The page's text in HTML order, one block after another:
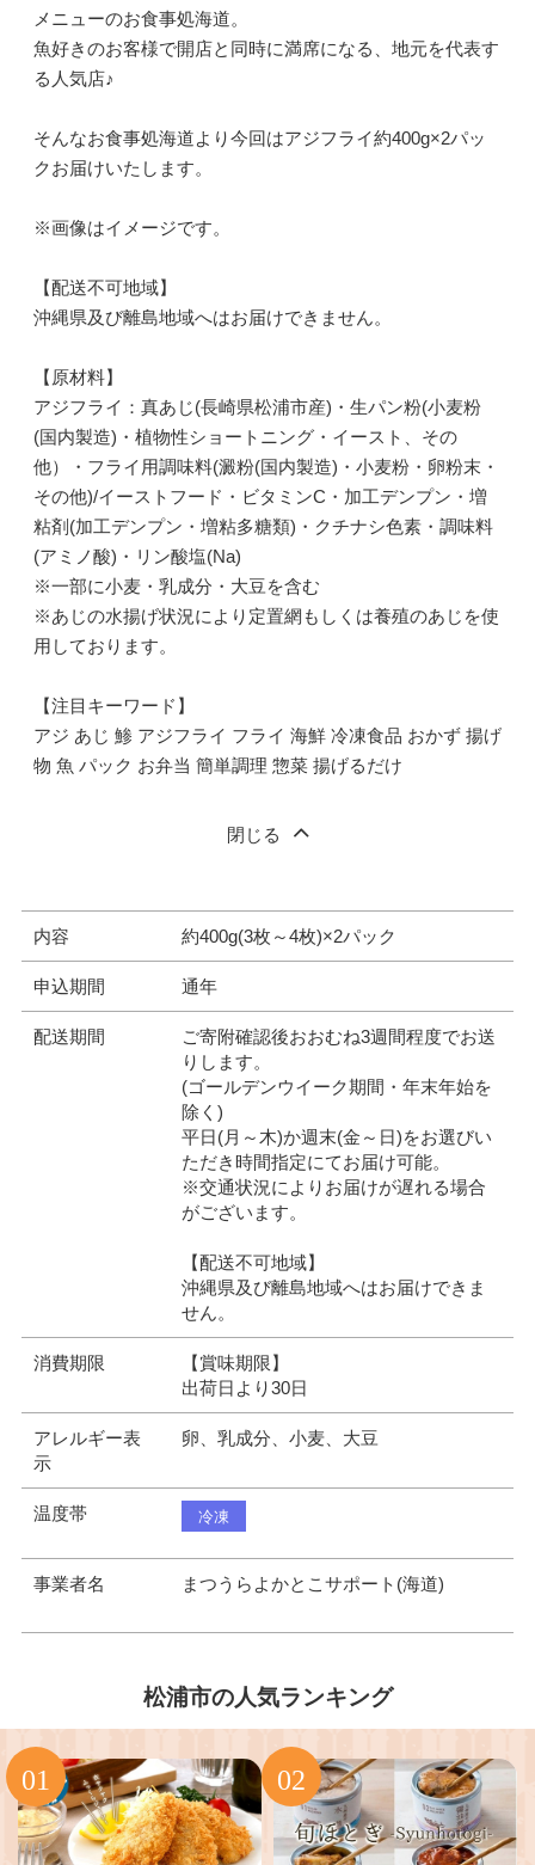
メニューのお食事処海道。
魚好きのお客様で開店と同時に満席になる、地元を代表す
る人気店♪
そんなお食事処海道より今回はアジフライ約400g×2パッ
クお届けいたします。
※画像はイメージです。
【配送不可地域】
沖縄県及び離島地域へはお届けできません。
【原材料】
アジフライ：真あじ(長崎県松浦市産)・生パン粉(小麦粉
(国内製造)・植物性ショートニング・イースト、その
他）・フライ用調味料(澱粉(国内製造)・小麦粉・卵粉末・
その他)/イーストフード・ビタミンC・加工デンプン・増
粘剤(加工デンプン・増粘多糖類)・クチナシ色素・調味料
(アミノ酸)・リン酸塩(Na)
※一部に小麦・乳成分・大豆を含む
※あじの水揚げ状況により定置網もしくは養殖のあじを使
用しております。
【注目キーワード】
アジ あじ 鯵 アジフライ フライ 海鮮 冷凍食品 おかず 揚げ
物 魚 パック お弁当 簡単調理 惣菜 揚げるだけ
閉じる
内容 約400g(3枚～4枚)×2パック
申込期間 通年
配送期間
ご寄附確認後おおむね3週間程度でお送
りします。
(ゴールデンウイーク期間・年末年始を
除く)
平日(月～木)か週末(金～日)をお選びい
ただき時間指定にてお届け可能。
※交通状況によりお届けが遅れる場合
がございます。
【配送不可地域】
沖縄県及び離島地域へはお届けできま
せん。
消費期限
【賞味期限】
出荷日より30日
アレルギー表
示
卵、乳成分、小麦、大豆
温度帯 冷凍
事業者名 まつうらよかとこサポート(海道)
松浦市の人気ランキング